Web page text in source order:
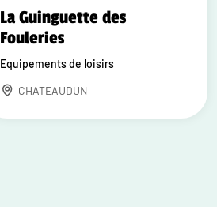
La Guinguette des
Fouleries
Equipements de loisirs
CHATEAUDUN